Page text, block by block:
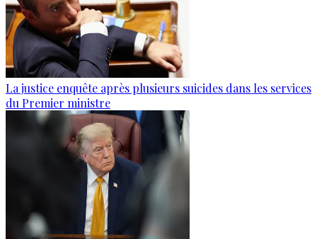
La justice enquête après plusieurs suicides dans les services
du Premier ministre